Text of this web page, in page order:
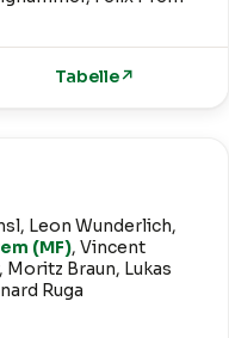
Tabelle↗
Leon Wunderlich,
(MF), Vincent
Braun, Lukas
Ruga